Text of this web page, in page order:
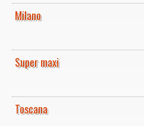
Milano
Super maxi
Toscana